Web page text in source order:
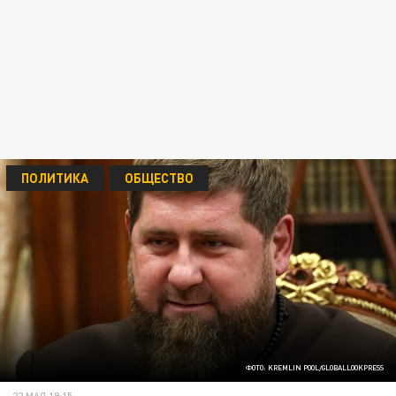
ФОТО: KREMLIN POOL/GLOBALLOOKPRESS
ПОЛИТИКА ОБЩЕСТВО